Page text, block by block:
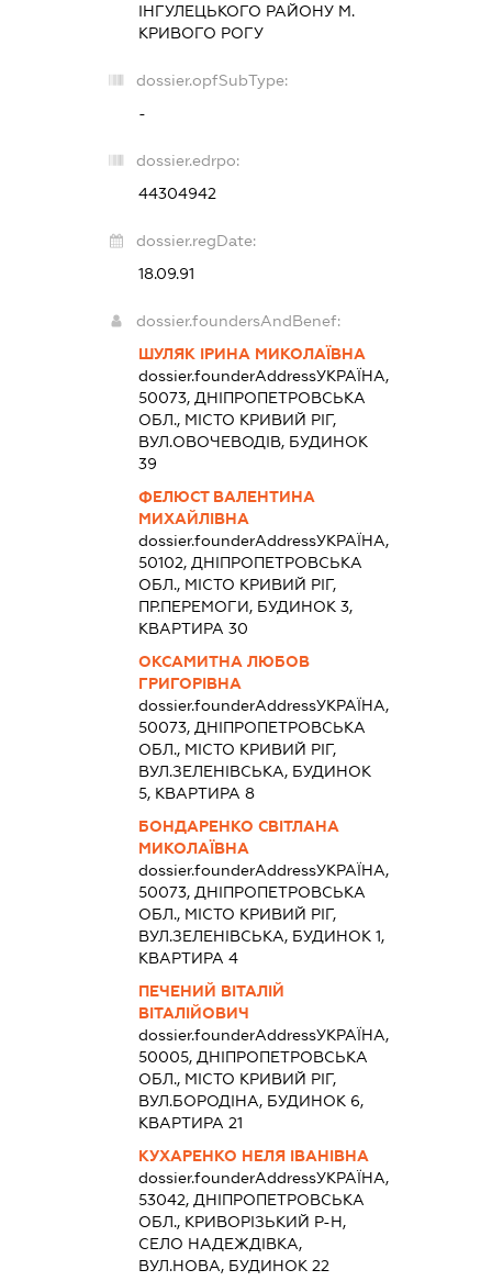
ІНГУЛЕЦЬКОГО РАЙОНУ М.
КРИВОГО РОГУ
dossier.opfSubType:
-
dossier.edrpo:
44304942
dossier.regDate:
18.09.91
dossier.foundersAndBenef:
ШУЛЯК ІРИНА МИКОЛАЇВНА
dossier.founderAddressУКРАЇНА,
50073, ДНІПРОПЕТРОВСЬКА
ОБЛ., МІСТО КРИВИЙ РІГ,
ВУЛ.ОВОЧЕВОДІВ, БУДИНОК
39
ФЕЛЮСТ ВАЛЕНТИНА
МИХАЙЛІВНА
dossier.founderAddressУКРАЇНА,
50102, ДНІПРОПЕТРОВСЬКА
ОБЛ., МІСТО КРИВИЙ РІГ,
ПР.ПЕРЕМОГИ, БУДИНОК 3,
КВАРТИРА 30
ОКСАМИТНА ЛЮБОВ
ГРИГОРІВНА
dossier.founderAddressУКРАЇНА,
50073, ДНІПРОПЕТРОВСЬКА
ОБЛ., МІСТО КРИВИЙ РІГ,
ВУЛ.ЗЕЛЕНІВСЬКА, БУДИНОК
5, КВАРТИРА 8
БОНДАРЕНКО СВІТЛАНА
МИКОЛАЇВНА
dossier.founderAddressУКРАЇНА,
50073, ДНІПРОПЕТРОВСЬКА
ОБЛ., МІСТО КРИВИЙ РІГ,
ВУЛ.ЗЕЛЕНІВСЬКА, БУДИНОК 1,
КВАРТИРА 4
ПЕЧЕНИЙ ВІТАЛІЙ
ВІТАЛІЙОВИЧ
dossier.founderAddressУКРАЇНА,
50005, ДНІПРОПЕТРОВСЬКА
ОБЛ., МІСТО КРИВИЙ РІГ,
ВУЛ.БОРОДІНА, БУДИНОК 6,
КВАРТИРА 21
КУХАРЕНКО НЕЛЯ ІВАНІВНА
dossier.founderAddressУКРАЇНА,
53042, ДНІПРОПЕТРОВСЬКА
ОБЛ., КРИВОРІЗЬКИЙ Р-Н,
СЕЛО НАДЕЖДІВКА,
ВУЛ.НОВА, БУДИНОК 22